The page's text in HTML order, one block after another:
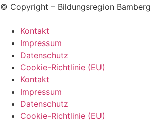
© Copyright – Bildungsregion Bamberg
Kontakt
Impressum
Datenschutz
Cookie-Richtlinie (EU)
Kontakt
Impressum
Datenschutz
Cookie-Richtlinie (EU)